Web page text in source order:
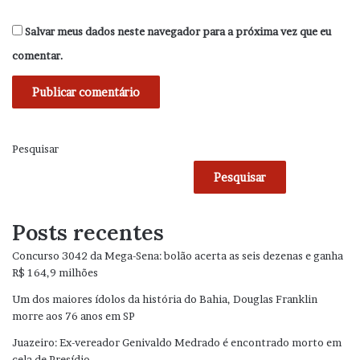
Salvar meus dados neste navegador para a próxima vez que eu
comentar.
Pesquisar
Pesquisar
Posts recentes
Concurso 3042 da Mega-Sena: bolão acerta as seis dezenas e ganha
R$ 164,9 milhões
Um dos maiores ídolos da história do Bahia, Douglas Franklin
morre aos 76 anos em SP
Juazeiro: Ex-vereador Genivaldo Medrado é encontrado morto em